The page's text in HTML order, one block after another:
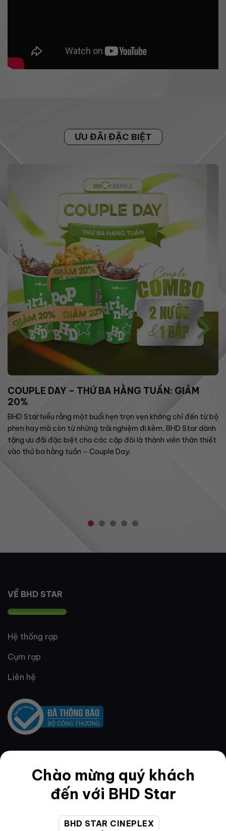
Chào mừng quý khách
đến với BHD Star
BHD STAR CINEPLEX
ƯU ĐÃI ĐẶC BIỆT
COUPLE DAY – THỨ BA HẰNG TUẦN: GIẢM
20%
BHD Star hiểu rằng một buổi hẹn trọn vẹn không chỉ đến từ bộ
phim hay mà còn từ những trải nghiệm đi kèm, BHD Star dành
tặng ưu đãi đặc biệt cho các cặp đôi là thành viên thân thiết
vào thứ ba hằng tuần – Couple Day.
VỀ BHD STAR
Hệ thống rạp
Cụm rạp
Liên hệ
QUY ĐỊNH & ĐIỀU KHOẢN